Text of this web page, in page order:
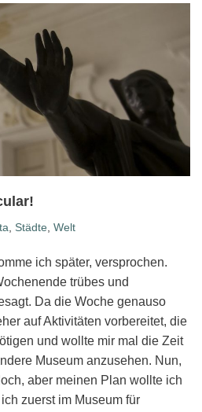
, Städte, Welt
ich später, versprochen.
trübes und
Da die Woche genauso
auf Aktivitäten vorbereitet, die
und wollte mir mal die Zeit
Museum anzusehen. Nun,
aber meinen Plan wollte ich
zuerst im Museum für